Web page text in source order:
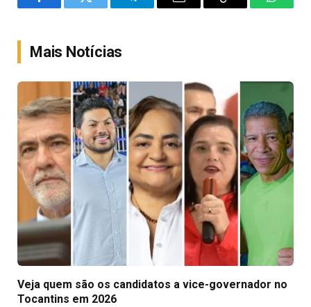
FacebookTwitter TelegramEmail
Copy
Mais Notícias
Veja quem são os candidatos a vice-governador no
Tocantins em 2026